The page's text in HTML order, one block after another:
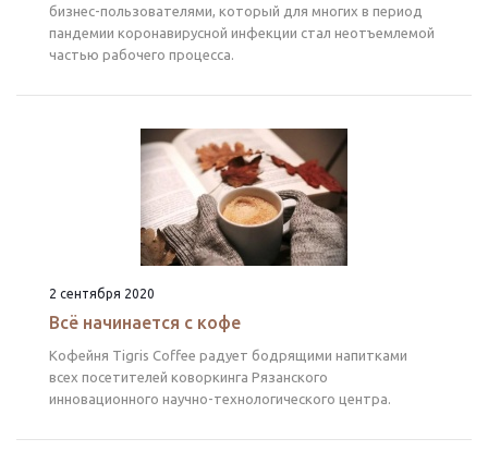
бизнес-пользователями, который для многих в период
пандемии коронавирусной инфекции стал неотъемлемой
частью рабочего процесса.
2 сентября 2020
Всё начинается с кофе
Кофейня Tigris Coffee радует бодрящими напитками
всех посетителей коворкинга Рязанского
инновационного научно-технологического центра.